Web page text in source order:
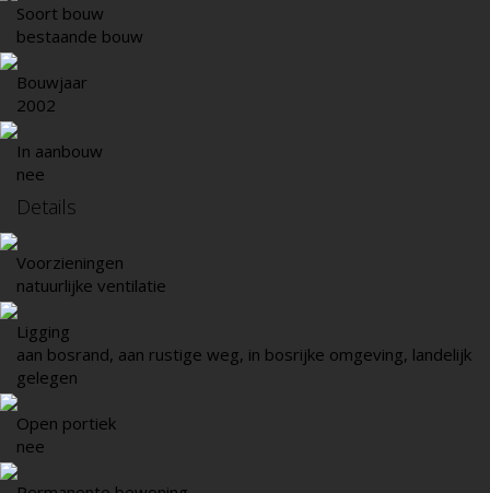
Soort bouw
bestaande bouw
Bouwjaar
2002
In aanbouw
nee
Details
Voorzieningen
natuurlijke ventilatie
Ligging
aan bosrand, aan rustige weg, in bosrijke omgeving, landelijk
gelegen
Open portiek
nee